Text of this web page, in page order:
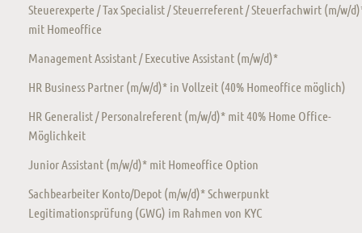
Steuerexperte / Tax Specialist / Steuerreferent / Steuerfachwirt (m/w/
mit Homeoffice
Management Assistant / Executive Assistant (m/w/d)*
HR Business Partner (m/w/d)* in Vollzeit (40% Homeoffice möglich)
HR Generalist / Personalreferent (m/w/d)* mit 40% Home Office-
Möglichkeit
Junior Assistant (m/w/d)* mit Homeoffice Option
Sachbearbeiter Konto/Depot (m/w/d)* Schwerpunkt
Legitimationsprüfung (GWG) im Rahmen von KYC